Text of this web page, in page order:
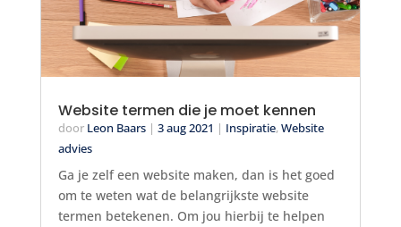
Website termen die je moet kennen
door Leon Baars| 3 aug 2021 | Inspiratie,Website
advies
Ga je zelf een website maken, dan is het goed
om te weten wat de belangrijkste website
termen betekenen. Om jou hierbij te helpen